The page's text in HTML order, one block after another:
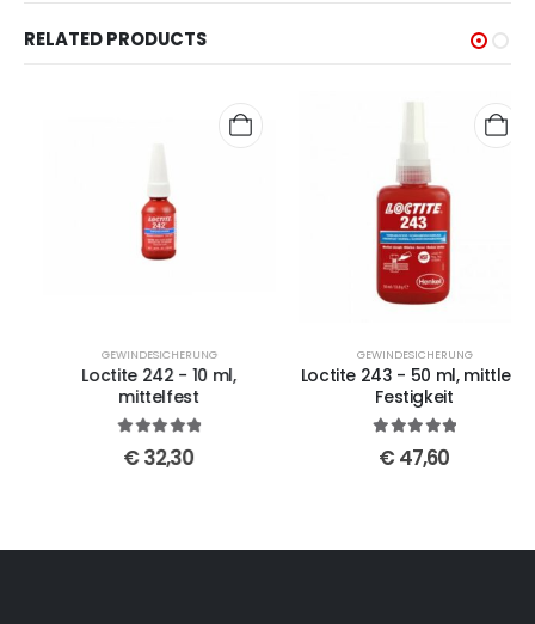
RELATED PRODUCTS
GEWINDESICHERUNG
Loctite 242 - 10 ml,
mittelfest
out of 5
32,30
GEWINDESICHERUNG
Loctite 243 - 50 ml, mittlere
Festigkeit
out of 5
47,60